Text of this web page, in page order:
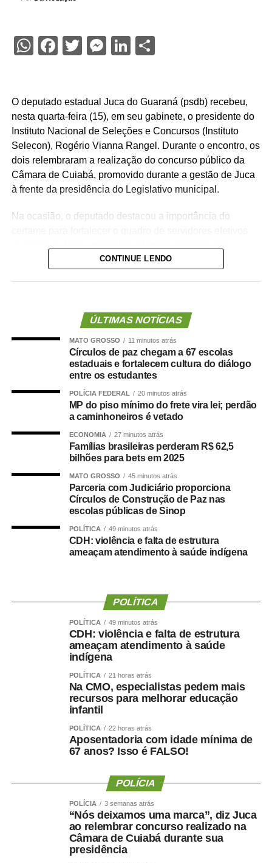
WhatsApp
Facebook
Twitter
Messenger
LinkedIn
Share
O deputado estadual Juca do Guaraná (psdb) recebeu,
nesta quarta-feira (15), em seu gabinete, o presidente do
Instituto Nacional de Seleções e Concursos (Instituto
Selecon), Rogério Vianna Rangel. Durante o encontro, os
dois relembraram a realização do concurso público da
Câmara de Cuiabá, promovido durante a gestão de Juca
à frente da presidência do Legislativo municipal.
Na ocasião, o deputado destacou a importância do
Cuiabá, que é de todos nós mato-grossenses, o
parlamento mais antigo do Centro-Oeste brasileiro”,
O concurso público foi realizado para provimento de
níveis médio e superior, contemplando funções como
técnico legislativo, analista legislativo, controlador interno
e contador.
Durante a visita, Rogério Vianna Rangel agradeceu a
confiança depositada no Instituto Selecon e destacou a
forma como o processo foi conduzido.
“Eu, em nome do Selecon, também agradeço ao
deputado porque, de fato, fizemos um concurso histórico,
graças à oportunidade que o Juca nos deu para
realizarmos esse concurso com qualidade e segurança,
Ao final do encontro, Juca reforçou a importância da
valorização do serviço público por meio de concursos
realizados com responsabilidade, transparência e
igualdade de oportunidades para todos os candidatos.
COMENTE ABAIXO:
CONTINUE LENDO
ÚLTIMAS NOTÍCIAS
MATO GROSSO 11 minutos atrás
Círculos de paz chegam a 67 escolas
estaduais e fortalecem cultura do diálogo
entre os estudantes
POLÍCIA FEDERAL 20 minutos atrás
MP do piso mínimo do frete vira lei; perdão
a caminhoneiros é vetado
ECONOMIA 27 minutos atrás
Famílias brasileiras perderam R$ 62,5
bilhões para bets em 2025
MATO GROSSO 45 minutos atrás
Parceria com Judiciário proporciona
Círculos de Construção de Paz nas
escolas públicas de Sinop
POLÍTICA 49 minutos atrás
CDH: violência e falta de estrutura
ameaçam atendimento à saúde indígena
POLÍTICA
POLÍTICA 49 minutos atrás
CDH: violência e falta de estrutura
ameaçam atendimento à saúde
indígena
POLÍTICA 21 horas atrás
Na CMO, especialistas pedem mais
recursos para melhorar educação
infantil
POLÍTICA 22 horas atrás
Aposentadoria com idade mínima de
67 anos? Isso é FALSO!
POLÍCIA
POLÍCIA 3 semanas atrás
“Nós deixamos uma marca”, diz Juca
ao relembrar concurso realizado na
Câmara de Cuiabá durante sua
presidência